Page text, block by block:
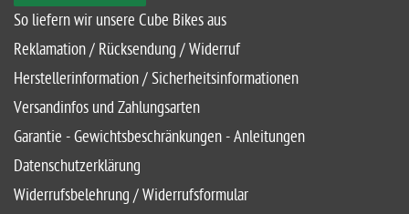
So liefern wir unsere Cube Bikes aus
Reklamation / Rücksendung / Widerruf
Herstellerinformation / Sicherheitsinformationen
Versandinfos und Zahlungsarten
Garantie - Gewichtsbeschränkungen - Anleitungen
Datenschutzerklärung
Widerrufsbelehrung / Widerrufsformular